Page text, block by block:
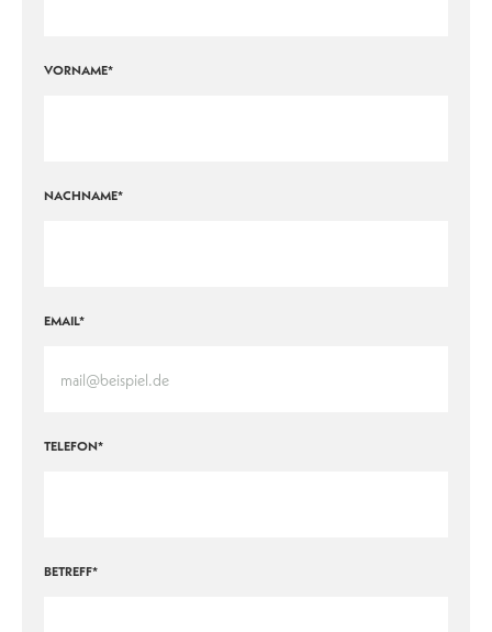
VORNAME*
NACHNAME*
EMAIL*
TELEFON*
BETREFF*